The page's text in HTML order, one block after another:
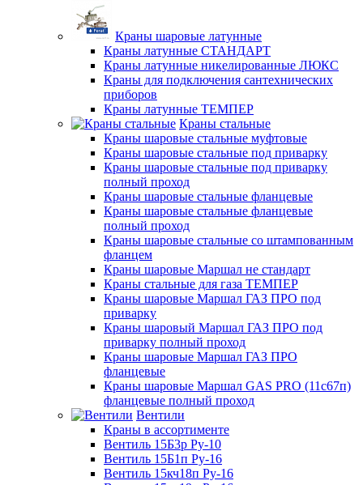
Краны шаровые латунные
Краны латунные СТАНДАРТ
Краны латунные никелированные ЛЮКС
Краны для подключения сантехнических
приборов
Краны латунные ТЕМПЕР
Краны стальные
Краны шаровые стальные муфтовые
Краны шаровые стальные под приварку
Краны шаровые стальные под приварку
полный проход
Краны шаровые стальные фланцевые
Краны шаровые стальные фланцевые
полный проход
Краны шаровые стальные со штампованным
фланцем
Краны шаровые Маршал не стандарт
Краны стальные для газа ТЕМПЕР
Краны шаровые Маршал ГАЗ ПРО под
приварку
Краны шаровый Маршал ГАЗ ПРО под
приварку полный проход
Краны шаровые Маршал ГАЗ ПРО
фланцевые
Краны шаровые Маршал GAS PRO (11с67п)
фланцевые полный проход
Вентили
Краны в ассортименте
Вентиль 15Б3р Ру-10
Вентиль 15Б1п Ру-16
Вентиль 15кч18п Ру-16